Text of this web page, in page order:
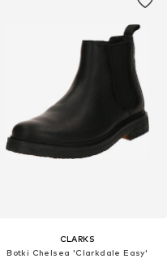
CLARKS
Botki Chelsea 'Clarkdale Easy'